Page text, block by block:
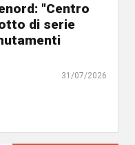
"Centro
di serie
31/07/2026